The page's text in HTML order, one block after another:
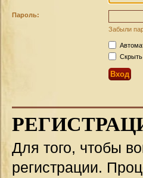
Пароль:
Забыли
Для того, чтобы
регистрации.